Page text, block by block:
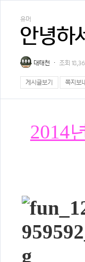
유머
안녕하
대태천 조회
게시글보기 쪽지보
2014